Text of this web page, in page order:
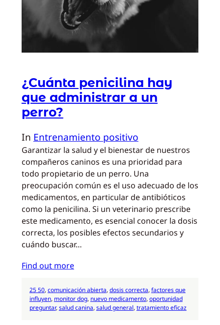
¿Cuánta penicilina hay
que administrar a un
perro?
In Entrenamiento positivo
Garantizar la salud y el bienestar de nuestros
compañeros caninos es una prioridad para
todo propietario de un perro. Una
preocupación común es el uso adecuado de los
medicamentos, en particular de antibióticos
como la penicilina. Si un veterinario prescribe
este medicamento, es esencial conocer la dosis
correcta, los posibles efectos secundarios y
cuándo buscar…
Find out more
25 50, comunicación abierta, dosis correcta, factores que
influyen, monitor dog, nuevo medicamento, oportunidad
preguntar, salud canina, salud general, tratamiento eficaz